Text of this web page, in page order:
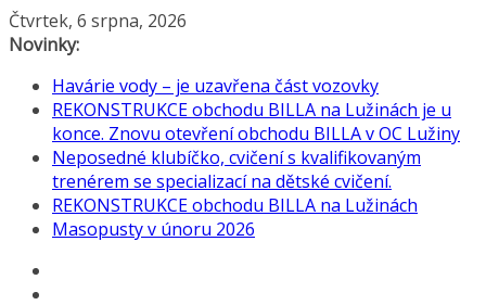
Přeskočit
na
Čtvrtek, 6 srpna, 2026
Novinky:
Havárie vody – je uzavřena část vozovky
REKONSTRUKCE obchodu BILLA na Lužinách je u
konce. Znovu otevření obchodu BILLA v OC Lužiny
Neposedné klubíčko, cvičení s kvalifikovaným
trenérem se specializací na dětské cvičení.
REKONSTRUKCE obchodu BILLA na Lužinách
Masopusty v únoru 2026